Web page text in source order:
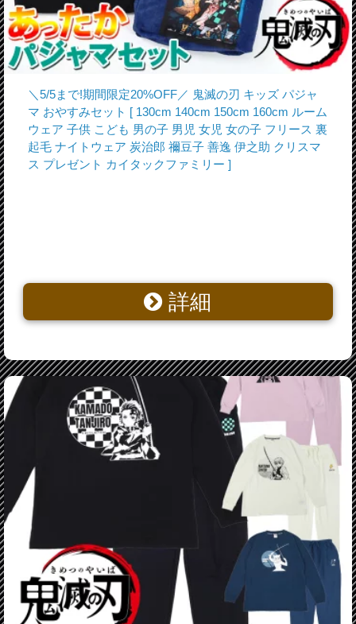
＼5/5まで!期間限定20%OFF／ 鬼滅の刃 キッズ パジャ
マ おやすみセット [ 130cm 140cm 150cm 160cm ルーム
ウェア 子供 こども 男の子 男児 女児 女の子 フリース 裏
起毛 ナイトウェア 炭治郎 禰豆子 善逸 伊之助 クリスマ
ス プレゼント カイタックファミリー ]
詳細